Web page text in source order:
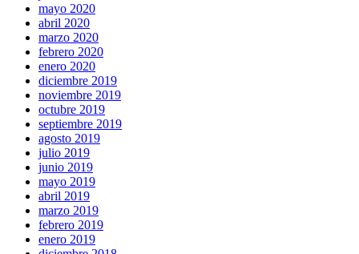
mayo 2020
abril 2020
marzo 2020
febrero 2020
enero 2020
diciembre 2019
noviembre 2019
octubre 2019
septiembre 2019
agosto 2019
julio 2019
junio 2019
mayo 2019
abril 2019
marzo 2019
febrero 2019
enero 2019